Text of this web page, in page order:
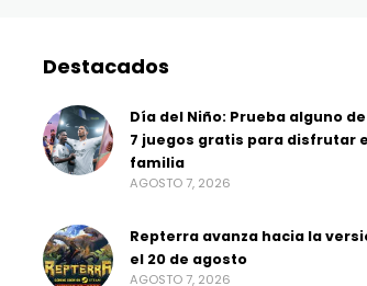
Destacados
Día del Niño: Prueba alguno
7 juegos gratis para disfrutar
familia
AGOSTO 7, 2026
Repterra avanza hacia la
el 20 de agosto
AGOSTO 7, 2026